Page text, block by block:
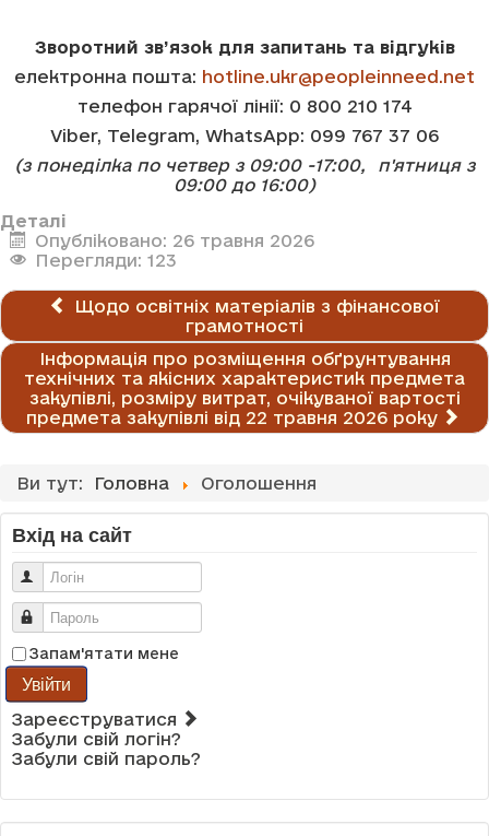
Зворотний зв’язок для запитань та відгуків
електронна пошта: hotline.ukr@peopleinneed.net
телефон гарячої лінії: 0 800 210 174
Viber, Telegram, WhatsApp: 099 767 37 06
(з понеділка по четвер з 09:00 -17:00, п'ятниця з
09:00 до 16:00)
Деталі
Опубліковано: 26 травня 2026
Перегляди: 123
Щодо освітніх матеріалів з фінансової
грамотності
Інформація про розміщення обґрунтування
технічних та якісних характеристик предмета
закупівлі, розміру витрат, очікуваної вартості
предмета закупівлі від 22 травня 2026 року
Ви тут: Головна Оголошення
Вхід на сайт
Логін
Пароль
Запам'ятати мене
Увійти
Зареєструватися
Забули свій логін?
Забули свій пароль?